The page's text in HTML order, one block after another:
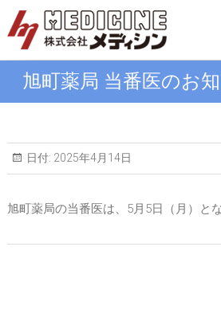
Skip
content
株式会社メディシン
旭町薬局 当番医のお
日付: 2025年4月14日
旭町薬局の当番医は、5月5日（月）とな